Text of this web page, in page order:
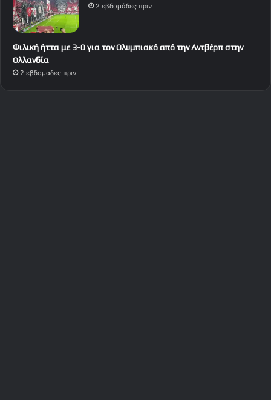
2 εβδομάδες πριν
Φιλική ήττα με 3-0 για τον Ολυμπιακό από την Αντβέρπ στην
Ολλανδία
2 εβδομάδες πριν